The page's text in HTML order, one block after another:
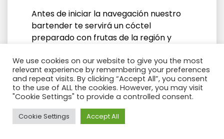
Antes de iniciar la navegación nuestro
bartender te servirá un cóctel
preparado con frutas de la región y
Perú. No pierdas la oportunidad de
saborearlo mientras disfrutas de una
vista 360 grados en el área de
observación o de una vista panorámica
en el lounge interior u exterior.
We use cookies on our website to give you the most
relevant experience by remembering your preferences
and repeat visits. By clicking “Accept All”, you consent
to the use of ALL the cookies. However, you may visit
"Cookie Settings" to provide a controlled consent.
Cookie Settings Accept All